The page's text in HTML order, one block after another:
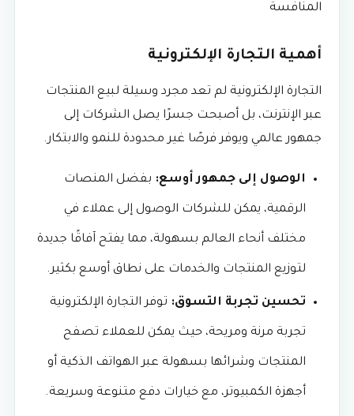
المنافسة
أهمية التجارة الإلكترونية
التجارة الإلكترونية لم تعد مجرد وسيلة لبيع المنتجات
عبر الإنترنت، بل أصبحت جسرًا يصل الشركات إلى
جمهور عالمي ويوفر فرصًا غير محدودة للنمو والابتكار.
الوصول إلى جمهور أوسع: بفضل المنصات
الرقمية، يمكن للشركات الوصول إلى عملاء في
مختلف أنحاء العالم بسهولة، مما يفتح آفاقًا جديدة
لتوزيع المنتجات والخدمات على نطاق أوسع بكثير.
تحسين تجربة التسوق: توفر التجارة الإلكترونية
تجربة مرنة ومريحة، حيث يمكن للعملاء تصفح
المنتجات وشرائها بسهولة عبر الهواتف الذكية أو
أجهزة الكمبيوتر، مع خيارات دفع متنوعة وسريعة.